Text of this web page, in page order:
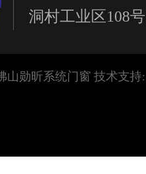
洞村工业区108号
山勋昕系统门窗 技术支持: